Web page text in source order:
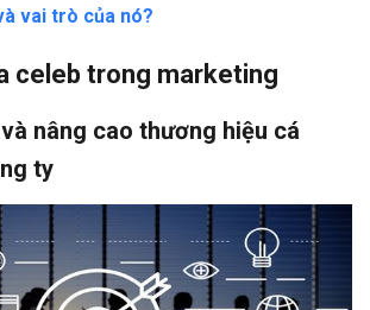
vai trò của nó?
celeb trong marketing
nâng cao thương hiệu cá
ty